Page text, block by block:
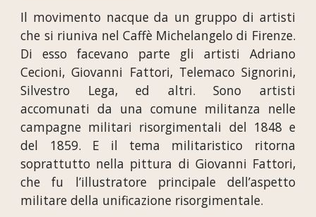
Il movimento nacque da un gruppo di artisti
che si riuniva nel Caffè Michelangelo di Firenze.
Di esso facevano parte gli artisti Adriano
Cecioni, Giovanni Fattori, Telemaco Signorini,
Silvestro Lega, ed altri. Sono artisti
accomunati da una comune militanza nelle
campagne militari risorgimentali del 1848 e
del 1859. E il tema militaristico ritorna
soprattutto nella pittura di Giovanni Fattori,
che fu l’illustratore principale dell’aspetto
militare della unificazione risorgimentale.